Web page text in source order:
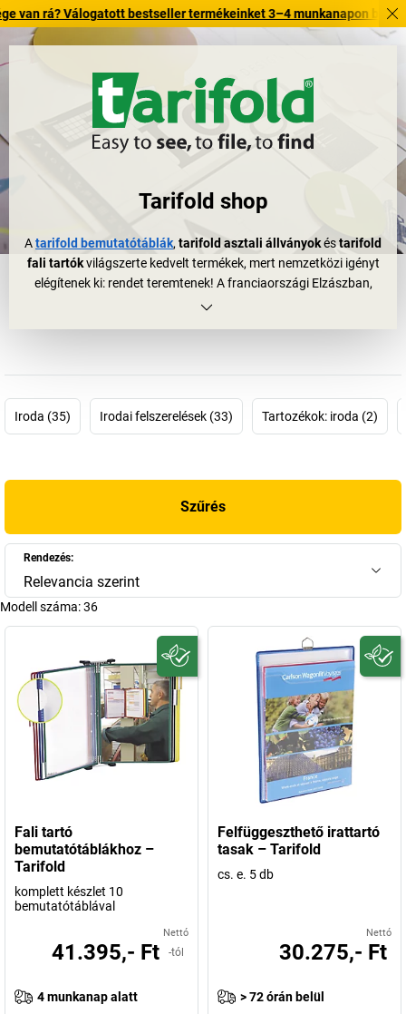
Válogatott bestseller termékeinket 3–4 munkanapon belül
Tarifold shop
Atarifold bemutatótáblák, tarifold asztali állványokéstarifold
fali tartókvilágszerte kedvelt termékek, mert nemzetközi igényt
elégítenek ki: rendet teremtenek! A franciaországi Elzászban,
Straßburg mellett honos cég már 1950 óta alakít ki igénybevételt
számít világviszonylatban is.
A vállalat központi jelszava: Jó információt jókor, hogy jó döntést
központi helyen, kosztól és portól védett állapotban kell kéznél
tarifold asztali állványon például különféle információkat
rendezhetünk el áttekinthetően és könnyedén lapozhatóan, míg a
tarifold függő irattartóban főleg prospektusok és fénymásolni
való iratok lelhetnek otthonra. Rendelje meg itt a tarifold Shopban
az Önhöz leginkább illő megoldást!
Iroda (35) Irodai felszerelések (33) Tartozékok: iroda (2)
Szűrés
Rendezés:
Relevancia szerint
Modell száma:36
Fali tartó
bemutatótáblákhoz –
Tarifold
komplett készlet 10
bemutatótáblával
Nettó
41.395,- Ft -tól
4 munkanap alatt
Felfüggeszthető irattartó
tasak – Tarifold
cs. e. 5 db
Nettó
30.275,- Ft
> 72 órán belül